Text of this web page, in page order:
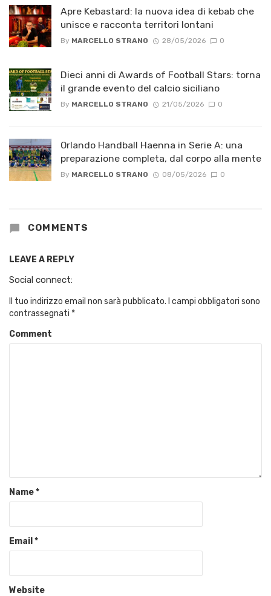
Apre Kebastard: la nuova idea di kebab che
unisce e racconta territori lontani
By MARCELLO STRANO 28/05/2026 0
Dieci anni di Awards of Football Stars: torna
il grande evento del calcio siciliano
By MARCELLO STRANO 21/05/2026 0
Orlando Handball Haenna in Serie A: una
preparazione completa, dal corpo alla mente
By MARCELLO STRANO 08/05/2026 0
COMMENTS
LEAVE A REPLY
Social connect:
Il tuo indirizzo email non sarà pubblicato. I campi obbligatori sono
contrassegnati *
Comment
Name*
Email *
Website